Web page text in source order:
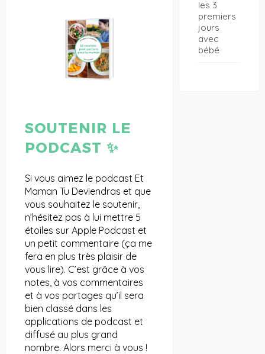
SOUTENIR LE
PODCAST ✨
Si vous aimez le podcast Et
Maman Tu Deviendras et que
vous souhaitez le soutenir,
n’hésitez pas à lui mettre 5
étoiles sur Apple Podcast et
un petit commentaire (ça me
fera en plus très plaisir de
vous lire). C’est grâce à vos
notes, à vos commentaires
et à vos partages qu’il sera
bien classé dans les
applications de podcast et
diffusé au plus grand
nombre. Alors merci à vous !
les 3
premiers
jours
avec
bébé